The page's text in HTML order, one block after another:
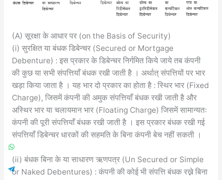
(A) सूरक्षा के आधार पर (on the Basis of Security)
(i) सुरक्षित या बंधक डिबेन्चर (Secured or Mortgage
Debenture) : इस प्रकार के डिबेन्चर निर्गमित किये जाये तब कंपनी
की कुछ या सभी संपत्तियाँ बंधक रखी जाती है । अर्थात् संपत्तियों पर भार
खड़ा किया जाता है । यह भार दो प्रकार का होता है : स्थिर भार (Fixed
Charge), जिसमें कंपनी की अमुक संपत्तियाँ बंधक रखी जाती है और
अस्थिर भार या चलायमान भार (Floating Charge) जिसमें सामान्यतः
कंपनी की पूरी संपत्तियाँ बंधक रखी जाती है । इस प्रकार बंधक रखी गई
संपत्तियाँ डिबेन्चर धारकों की सहमति के बिना कंपनी बेच नहीं सकती ।
(ii) बंधक बिना के या साधारण ऋणपत्र (Un Secured or Simple
or Naked Debentures) : कंपनी की कोई भी संपत्ति बंधक रख्ने बिना